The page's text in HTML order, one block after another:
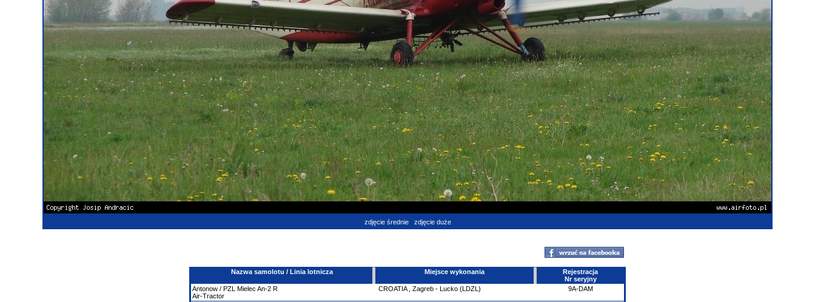
zdjęcie średnie zdjęcie duże
Nazwa samolotu / Linia lotnicza Miejsce wykonania
Rejestracja
Nr seryjny
Antonow / PZL Mielec An-2 R
Air-Tractor
CROATIA, Zagreb - Lucko (LDZL) 9A-DAM